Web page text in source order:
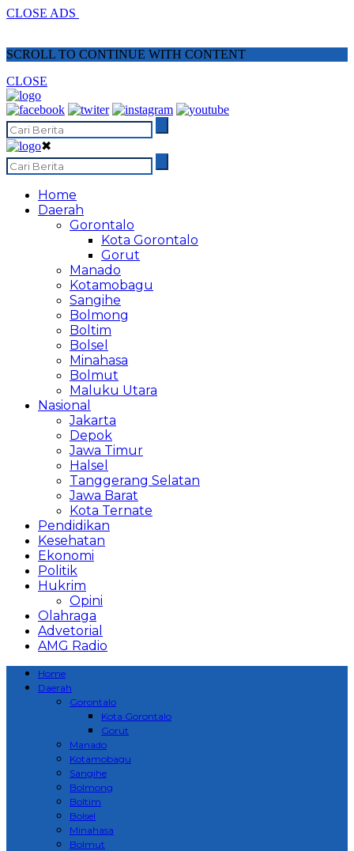
CLOSE ADS
SCROLL TO CONTINUE WITH CONTENT
CLOSE
✖
Home
Daerah
Gorontalo
Kota Gorontalo
Gorut
Manado
Kotamobagu
Sangihe
Bolmong
Boltim
Bolsel
Minahasa
Bolmut
Maluku Utara
Nasional
Jakarta
Depok
Jawa Timur
Halsel
Tanggerang Selatan
Jawa Barat
Kota Ternate
Pendidikan
Kesehatan
Ekonomi
Politik
Hukrim
Opini
Olahraga
Advetorial
AMG Radio
Home
Daerah
Gorontalo
Kota Gorontalo
Gorut
Manado
Kotamobagu
Sangihe
Bolmong
Boltim
Bolsel
Minahasa
Bolmut